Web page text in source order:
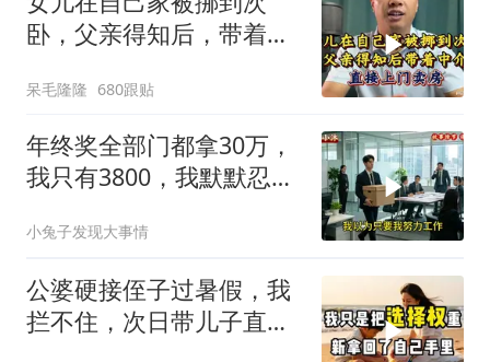
卧，父亲得知后，带着中
呆毛隆隆 680跟贴
年终奖全部门都拿30万，
我只有3800，我默默忍
职
小兔子发现大事情
公婆硬接侄子过暑假，我
拦不住，次日带儿子直飞